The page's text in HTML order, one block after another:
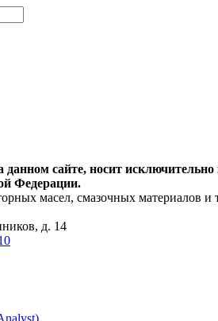
сайте, носит
Федерации.
масел, смазочных материалов
д. 14